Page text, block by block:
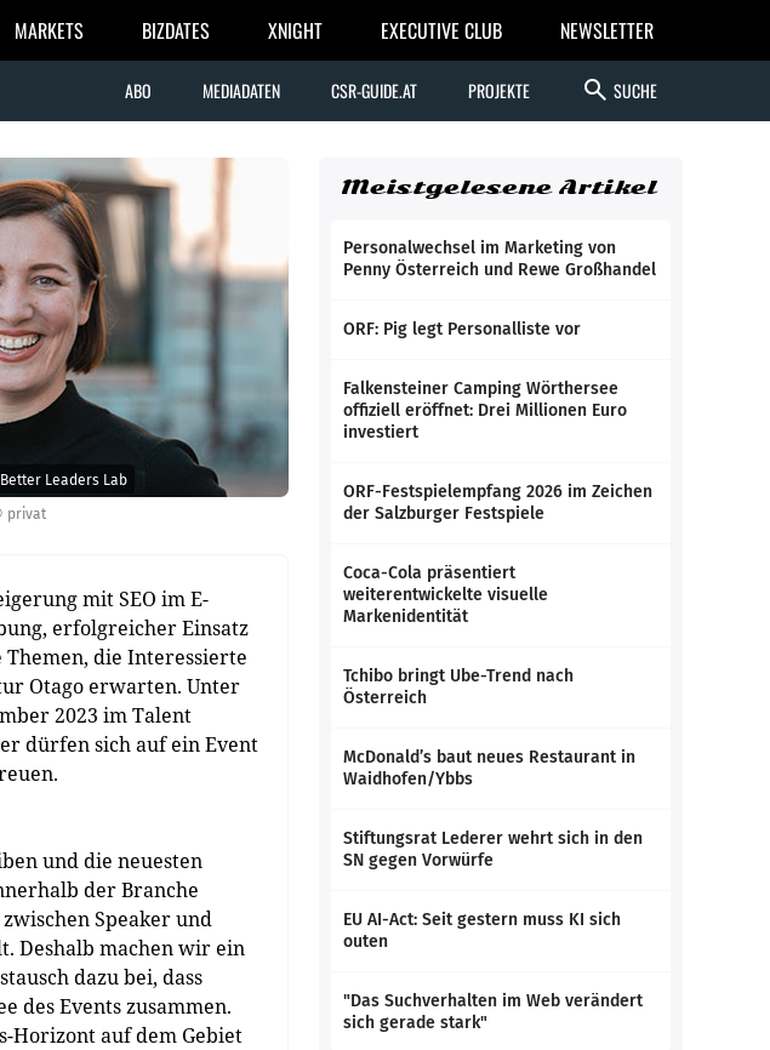
MARKETS BIZDATES XNIGHT EXECUTIVE CLUB NEWSLETTER
ABO MEDIADATEN CSR-GUIDE.AT PROJEKTE search SUCHE
privat
Leaders Lab
mit SEO im E-
erfolgreicher Einsatz
Themen, die Interessierte
Otago erwarten. Unter
2023 im Talent
dürfen sich auf ein Event
und die neuesten
der Branche
Speaker und
Deshalb machen wir ein
dazu bei, dass
des Events zusammen.
Horizont auf dem Gebiet
Meistgelesene Artikel
Personalwechsel im Marketing von
Penny Österreich und Rewe Großhandel
ORF: Pig legt Personalliste vor
Falkensteiner Camping Wörthersee
offiziell eröffnet: Drei Millionen Euro
investiert
ORF-Festspielempfang 2026 im Zeichen
der Salzburger Festspiele
Coca-Cola präsentiert
weiterentwickelte visuelle
Markenidentität
Tchibo bringt Ube-Trend nach
Österreich
McDonald’s baut neues Restaurant in
Waidhofen/Ybbs
Stiftungsrat Lederer wehrt sich in den
SN gegen Vorwürfe
EU AI-Act: Seit gestern muss KI sich
outen
"Das Suchverhalten im Web verändert
sich gerade stark"